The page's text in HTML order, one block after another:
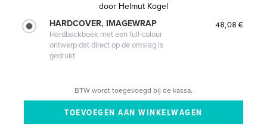
door Helmut Kogel
HARDCOVER, IMAGEWRAP
Hardbackboek met een full-colour
ontwerp dat direct op de omslag is
gedrukt
48,08 €
BTW wordt toegevoegd bij de kassa.